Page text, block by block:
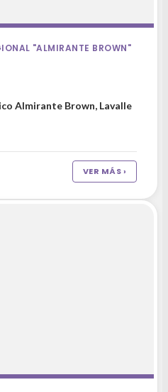
"ALMIRANTE BROWN"
Almirante Brown, Lavalle
VER MÁS ›